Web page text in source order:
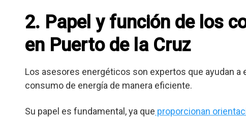
2. Papel y función de los
en Puerto de la Cruz
Los asesores energéticos son expertos que ayudan
consumo de energía de manera eficiente.
Su papel es fundamental, ya que proporcionan